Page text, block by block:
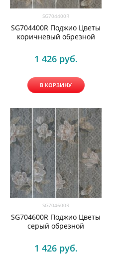
SG704400R
SG704400R Поджио Цветы
коричневый обрезной
1 426 руб.
В КОРЗИНУ
SG704600R
SG704600R Поджио Цветы
серый обрезной
1 426 руб.